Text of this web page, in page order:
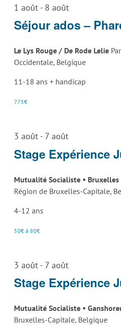
1 août - 8 août
Séjour ados –
Le Lys Rouge / De Rode Lelie
Occidentale, Belgique
11-18 ans + handicap
775€
3 août - 7 août
Stage Expérience
Mutualité Socialiste • Bruxelles
Région de Bruxelles-Capitale,
4-12 ans
50€ à 80€
3 août - 7 août
Stage Expérience
Mutualité Socialiste •
Bruxelles-Capitale, Belgique